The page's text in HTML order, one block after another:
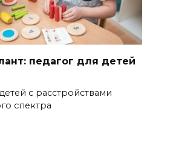
педагог для детей
с расстройствами
спектра